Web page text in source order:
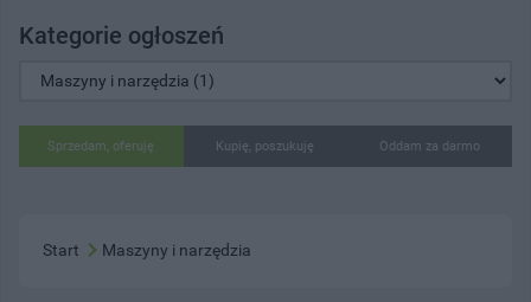
Kategorie ogłoszeń
Sprzedam, oferuję Kupię, poszukuję Oddam za darmo
Start Maszyny i narzędzia